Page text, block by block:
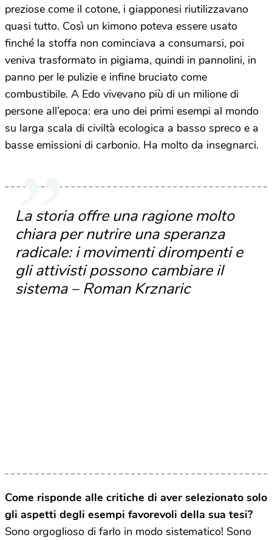
preziose come il cotone, i giapponesi riutilizzavano
quasi tutto. Così un kimono poteva essere usato
finché la stoffa non cominciava a consumarsi, poi
veniva trasformato in pigiama, quindi in pannolini, in
panno per le pulizie e infine bruciato come
combustibile. A Edo vivevano più di un milione di
persone all’epoca: era uno dei primi esempi al mondo
su larga scala di civiltà ecologica a basso spreco e a
basse emissioni di carbonio. Ha molto da insegnarci.
La storia offre una ragione molto
chiara per nutrire una speranza
radicale: i movimenti dirompenti e
gli attivisti possono cambiare il
sistema – Roman Krznaric
Come risponde alle critiche di aver selezionato solo
gli aspetti degli esempi favorevoli della sua tesi?
Sono orgoglioso di farlo in modo sistematico! Sono